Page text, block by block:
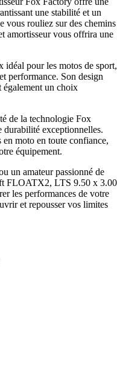
une stabilité et un
vous rouliez sur des chemins
amortisseur vous offrira une
pour les motos de sport,
performance. Son design
également un choix
de la technologie Fox
durabilité exceptionnelles.
moto en toute confiance,
équipement.
un amateur passionné de
FLOATX2, LTS 9.50 x 3.00
les performances de votre
et repousser vos limites